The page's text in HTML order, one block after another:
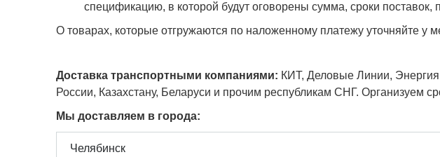
спецификацию, в которой будут оговорены сумма, сроки поставок,
О товарах, которые отгружаются по наложенному платежу уточняйте у
Доставка транспортными компаниями: КИТ, Деловые Линии,
России, Казахстану, Беларуси и прочим республикам СНГ. Организуем
Мы доставляем в города: